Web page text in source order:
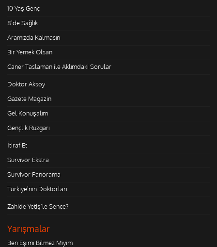
10 Yaş Genç
8'de Sağlık
Aramızda Kalmasın
Bir Yemek Olsan
Caner Taslaman ile Aklımdaki Sorular
Doktor Aksoy
Gazete Magazin
Gel Konuşalım
Gençlik Rüzgarı
İtiraf Et
Survivor Ekstra
Survivor Panorama
Türkiye'nin Doktorları
Zahide Yetiş'le Sence?
Yarışmalar
Ben Eşimi Bilmez Miyim